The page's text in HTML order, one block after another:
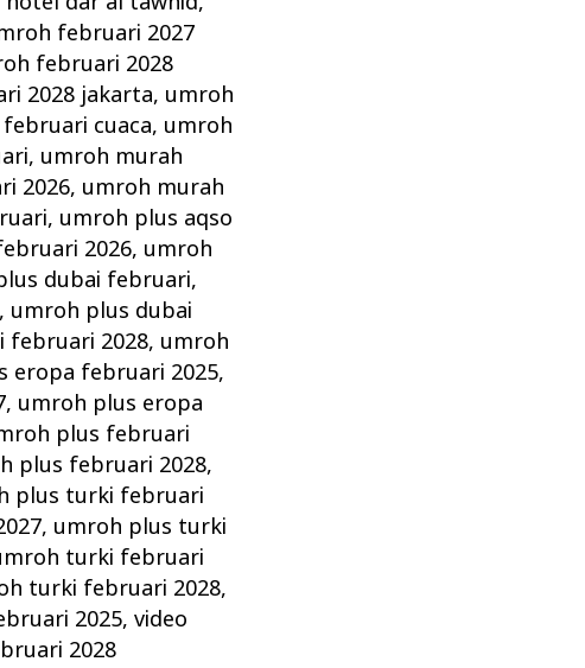
februari 2027
februari 2028
2028 jakarta, umroh
cuaca, umroh
, umroh murah
2026, umroh murah
, umroh plus aqso
2026, umroh
dubai februari,
, umroh plus dubai
februari 2028, umroh
eropa februari 2025,
, umroh plus eropa
plus februari
plus februari 2028,
plus turki februari
, umroh plus turki
turki februari
turki februari 2028,
2025,video
2028